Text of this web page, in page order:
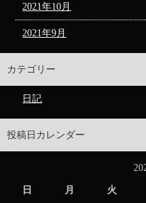
2021年10月
2021年9月
カテゴリー
日記
投稿日カレンダー
日 月 火